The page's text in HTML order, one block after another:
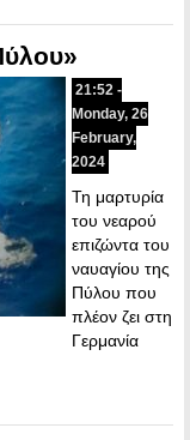
21:52 -
Monday, 26
February,
2024
Τη μαρτυρία
του νεαρού
επιζώντα του
ναυαγίου της
Πύλου που
πλέον ζει στη
Γερμανία